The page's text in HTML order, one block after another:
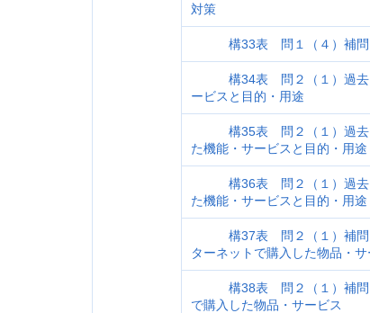
対策
構33表 問１（４）補問
構34表 問２（１）過去
ービスと目的・用途
構35表 問２（１）過去１
た機能・サービスと目的・用途
構36表 問２（１）過去１
た機能・サービスと目的・用途
構37表 問２（１）補問
ターネットで購入した物品・サ
構38表 問２（１）補問
で購入した物品・サービス